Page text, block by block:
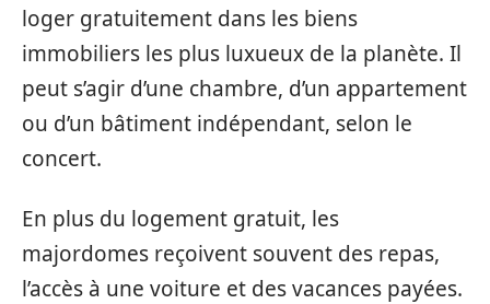
loger gratuitement dans les biens
immobiliers les plus luxueux de la planète. Il
peut s’agir d’une chambre, d’un appartement
ou d’un bâtiment indépendant, selon le
concert.
En plus du logement gratuit, les
majordomes reçoivent souvent des repas,
l’accès à une voiture et des vacances payées.